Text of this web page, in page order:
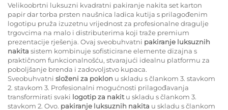
Velikoobrtni luksuzni kvadratni pakiranje nakita set karton
papir dar torba prsten naušnica ladica kutija s prilagođenim
logotipu pruža izuzetnu vrijednost za profesionalne dragulje
trgovcima na malo i distributerima koji traže premium
prezentacije rješenja. Ovaj sveobuhvatni pakiranje luksuznih
nakita sistem kombinuje sofisticirane elemente dizajna s
praktičnom funkcionalnošću, stvarajući idealnu platformu za
poboljšanje brenda i zadovoljstvo kupaca.
Sveobuhvatni složeni za poklon u skladu s člankom 3. stavkom
2. stavkom 3. Profesionalni mogućnosti prilagođavanja
transformirati svaki logotip za nakit u skladu s člankom 3.
stavkom 2. Ovo. pakiranje luksuznih nakita u skladu s člankom